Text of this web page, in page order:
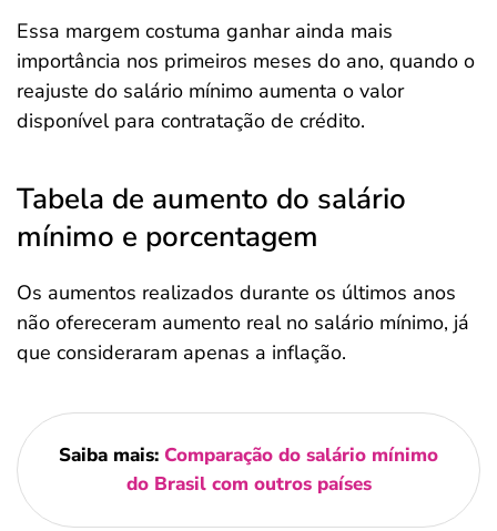
Essa margem costuma ganhar ainda mais
importância nos primeiros meses do ano, quando o
reajuste do salário mínimo aumenta o valor
disponível para contratação de crédito.
Tabela de aumento do salário
mínimo e porcentagem
Os aumentos realizados durante os últimos anos
não ofereceram aumento real no salário mínimo, já
que consideraram apenas a inflação.
Saiba mais: Comparação do salário mínimo
do Brasil com outros países